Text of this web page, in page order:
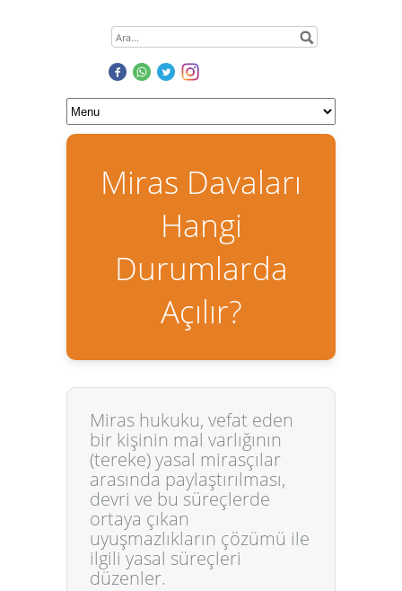
Miras Davaları
Hangi
Durumlarda
Açılır?
Miras hukuku, vefat eden
bir kişinin mal varlığının
(tereke) yasal mirasçılar
arasında paylaştırılması,
devri ve bu süreçlerde
ortaya çıkan
uyuşmazlıkların çözümü ile
ilgili yasal süreçleri
düzenler.